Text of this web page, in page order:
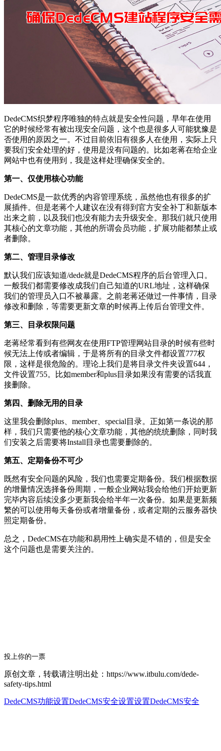
DedeCMS织梦程序唯独的特点就是安全性问题，早年在使用
它的时候经常有被出现安全问题，这个也是很多人可能犹豫是
否使用的原因之一。不过目前依旧有很多人在使用，实际上只
要我们安全处理的好，使用是没有问题的。比如老蒋在给企业
网站中也有使用到，我是这样处理确保安全的。
第一、仅使用核心功能
DedeCMS是一款优秀的内容管理系统，虽然他也有很多的扩
展插件。但是老蒋个人建议在没有得到官方安全补丁和新版本
出来之前，以及我们也没有能力去升级安全。那我们就只使用
其核心的文章功能，其他的所谓会员功能，扩展功能都禁止或
者删除。
第二、管理目录修改
默认我们应该知道/dede就是DedeCMS程序的后台管理入口。
一般我们都需要修改成我们自己知道的URL地址，这样确保
我们的管理员入口不被暴露。之前老蒋还做过一件事情，目录
修改和删除，等需要更新文章的时候再上传后台管理文件。
第三、目录权限问题
老蒋经常看到有些网友在使用FTP管理网站目录的时候有些时
候无法上传或者编辑，于是将所有的目录文件都设置777权
限，这样是很危险的。理论上我们是将目录文件夹设置644，
文件设置755。比如member和plus目录如果没有需要的话我直
接删除。
第四、删除无用的目录
这里我会删除plus、member、special目录。正如第一条说的那
样，我们只需要他的核心文章功能，其他的统统删除，同时我
们安装之后需要将Install目录也需要删除的。
第五、定期备份不可少
既然有安全问题的风险，我们也需要定期备份。我们根据数据
的增量情况选择备份周期，一般企业网站我会给他们开始更新
完毕内容后续没多少更新我会给半年一次备份。如果是更新频
繁的可以使用每天备份或者增量备份，或者定期的云服务器快
照定期备份。
总之，DedeCMS在功能和易用性上确实是不错的，但是安全
这个问题也是需要关注的。
投上你的一票
原创文章，转载请注明出处：https://www.itbulu.com/dede-
safety-tips.html
DedeCMS功能设置DedeCMS安全设置设置DedeCMS安全